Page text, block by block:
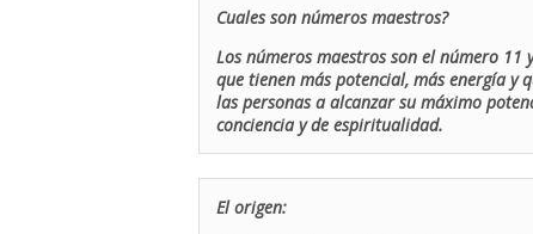
Cuales son números maestros?
Los números maestros son el número 11
que tienen más potencial, más energía y
las personas a alcanzar su máximo
conciencia y de espiritualidad.
El origen: